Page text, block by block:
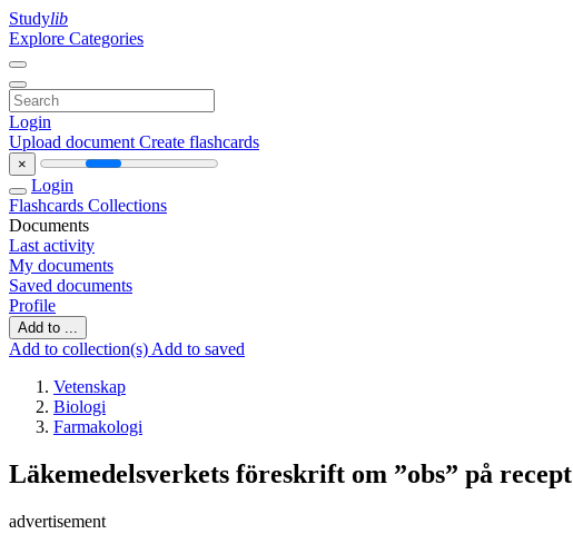
Studylib
Explore Categories
Login
Upload document Create flashcards
×
Login
Flashcards Collections
Documents
Last activity
My documents
Saved documents
Profile
Add to ...
Add to collection(s) Add to saved
Vetenskap
Biologi
Farmakologi
Läkemedelsverkets föreskrift om ”obs” på recept
advertisement